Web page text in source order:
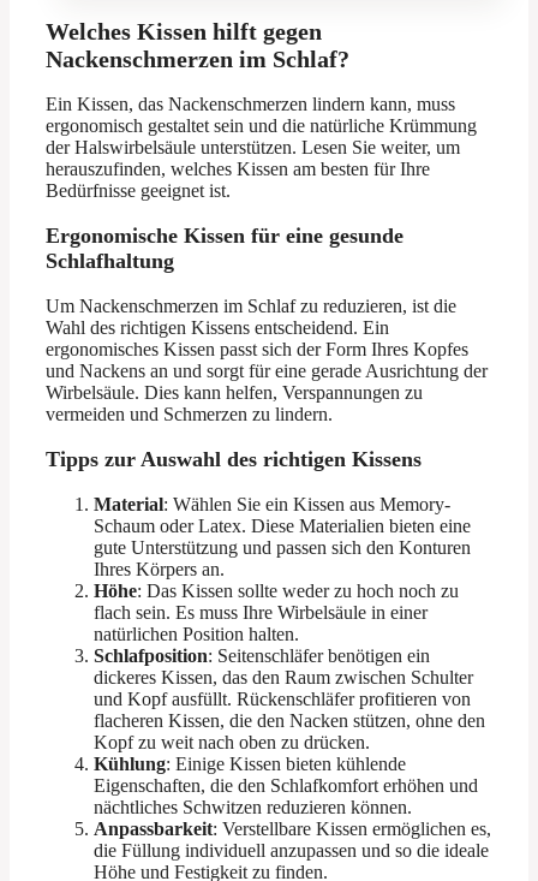
Welches Kissen hilft gegen
Nackenschmerzen im Schlaf?
Ein Kissen, das Nackenschmerzen lindern kann, muss
ergonomisch gestaltet sein und die natürliche Krümmung
der Halswirbelsäule unterstützen. Lesen Sie weiter, um
herauszufinden, welches Kissen am besten für Ihre
Bedürfnisse geeignet ist.
Ergonomische Kissen für eine gesunde
Schlafhaltung
Um Nackenschmerzen im Schlaf zu reduzieren, ist die
Wahl des richtigen Kissens entscheidend. Ein
ergonomisches Kissen passt sich der Form Ihres Kopfes
und Nackens an und sorgt für eine gerade Ausrichtung der
Wirbelsäule. Dies kann helfen, Verspannungen zu
vermeiden und Schmerzen zu lindern.
Tipps zur Auswahl des richtigen Kissens
Material: Wählen Sie ein Kissen aus Memory-
Schaum oder Latex. Diese Materialien bieten eine
gute Unterstützung und passen sich den Konturen
Ihres Körpers an.
Höhe: Das Kissen sollte weder zu hoch noch zu
flach sein. Es muss Ihre Wirbelsäule in einer
natürlichen Position halten.
Schlafposition: Seitenschläfer benötigen ein
dickeres Kissen, das den Raum zwischen Schulter
und Kopf ausfüllt. Rückenschläfer profitieren von
flacheren Kissen, die den Nacken stützen, ohne den
Kopf zu weit nach oben zu drücken.
Kühlung: Einige Kissen bieten kühlende
Eigenschaften, die den Schlafkomfort erhöhen und
nächtliches Schwitzen reduzieren können.
Anpassbarkeit: Verstellbare Kissen ermöglichen es,
die Füllung individuell anzupassen und so die ideale
Höhe und Festigkeit zu finden.